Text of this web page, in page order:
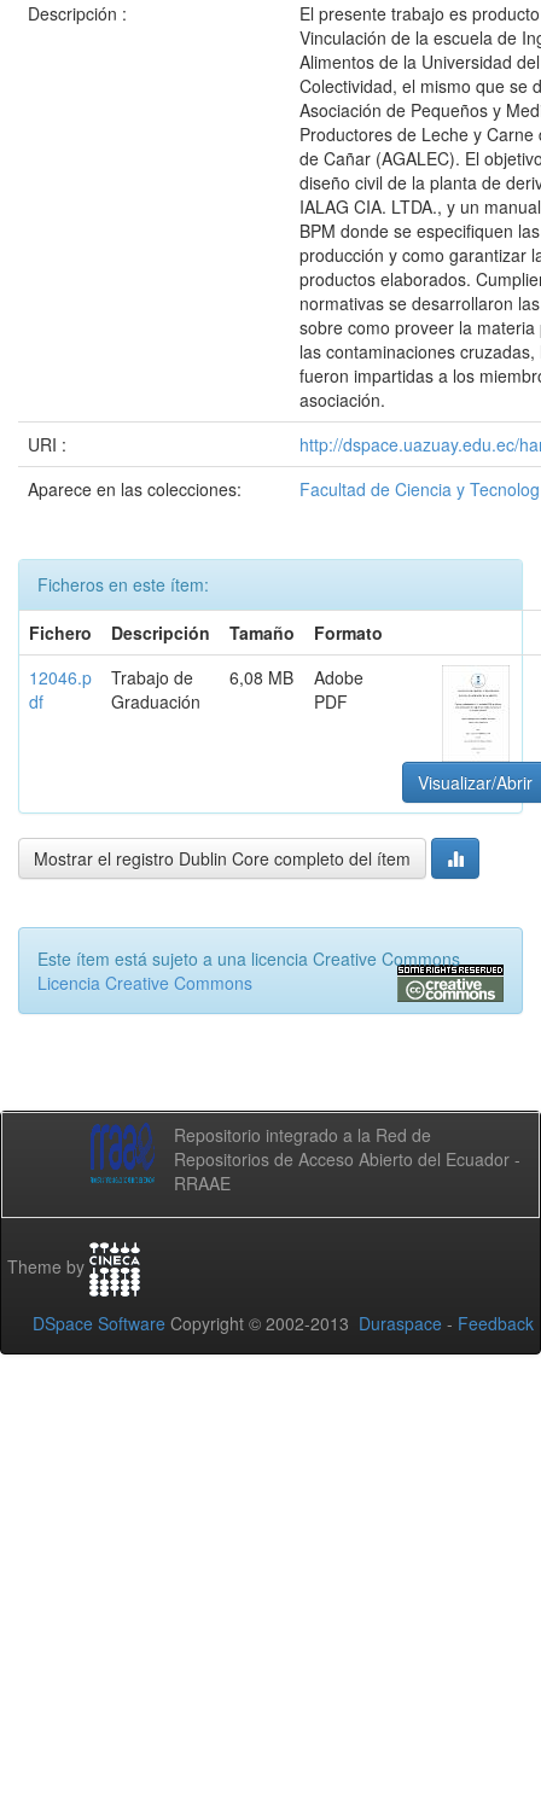
Descripción :
El presente trabajo es
Vinculación de la escuela de
Alimentos de la Universidad
Colectividad, el mismo que se
Asociación de Pequeños y
Productores de Leche y Carne
de Cañar (AGALEC). El
diseño civil de la planta de
IALAG CIA. LTDA., y un
BPM donde se especifiquen
producción y como garantizar
productos elaborados.
normativas se desarrollaron
sobre como proveer la
las contaminaciones
fueron impartidas a los
asociación.
URI :
http://dspace.uazuay.edu.ec/
Aparece en las colecciones:
Facultad de Ciencia y
Ficheros en este ítem:
Fichero
Descripción Tamaño
Formato
12046.p
df
Trabajo de
Graduación
6,08 MB
Adobe
PDF
Visualizar/Abrir
Mostrar el registro Dublin Core completo del ítem
Este ítem está sujeto a una licencia Creative Commons
Licencia Creative Commons
Repositorio integrado a la Red de
Repositorios de Acceso Abierto del Ecuador -
RRAAE
Theme by
DSpace Software Copyright © 2002-2013 Duraspace - Feedback